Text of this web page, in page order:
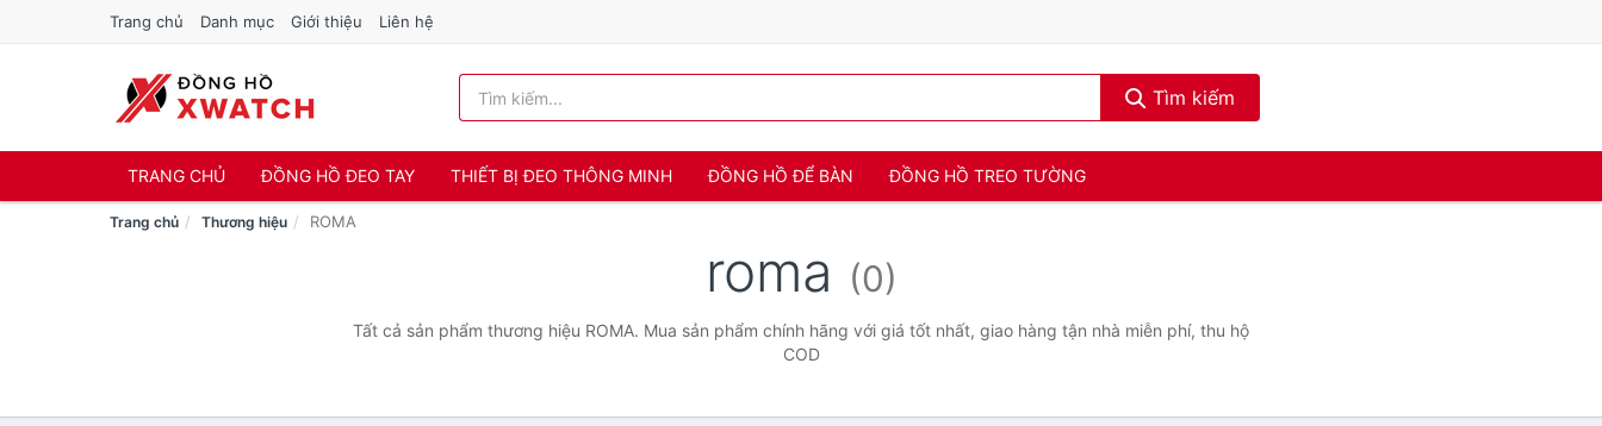
Trang chủ Danh mục Giới thiệu Liên hệ
Tìm kiếm
TRANG CHỦ ĐỒNG HỒ ĐEO TAY THIẾT BỊ ĐEO THÔNG MINH ĐỒNG HỒ ĐỂ BÀN ĐỒNG HỒ TREO TƯỜNG
Trang chủ Thương hiệu ROMA
roma (0)
Tất cả sản phẩm thương hiệu ROMA. Mua sản phẩm chính hãng với giá tốt nhất, giao hàng tận nhà miễn phí, thu hộ
COD